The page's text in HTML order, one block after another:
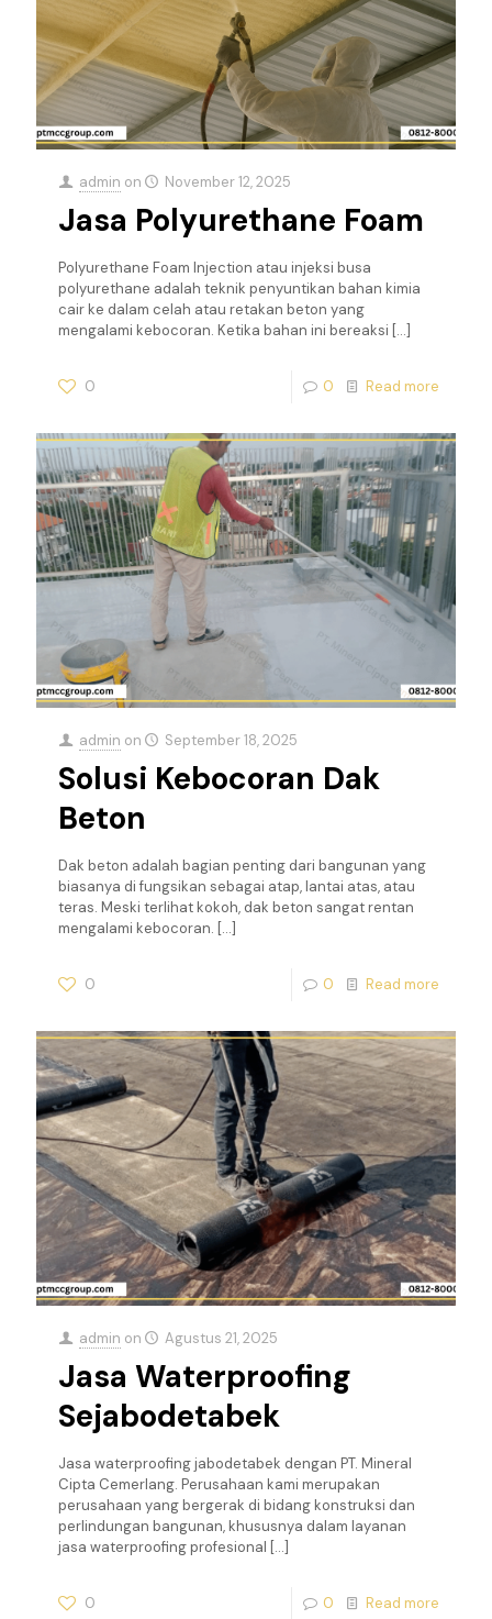
admin on November 12, 2025
Jasa Polyurethane Foam
Polyurethane Foam Injection atau injeksi busa
polyurethane adalah teknik penyuntikan bahan kimia
cair ke dalam celah atau retakan beton yang
mengalami kebocoran. Ketika bahan ini bereaksi […]
0 0 Read more
admin on September 18, 2025
Solusi Kebocoran Dak
Beton
Dak beton adalah bagian penting dari bangunan yang
biasanya di fungsikan sebagai atap, lantai atas, atau
teras. Meski terlihat kokoh, dak beton sangat rentan
mengalami kebocoran. […]
0 0 Read more
admin on Agustus 21, 2025
Jasa Waterproofing
Sejabodetabek
Jasa waterproofing jabodetabek dengan PT. Mineral
Cipta Cemerlang. Perusahaan kami merupakan
perusahaan yang bergerak di bidang konstruksi dan
perlindungan bangunan, khususnya dalam layanan
jasa waterproofing profesional […]
0 0 Read more